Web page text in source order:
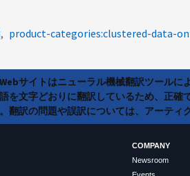
product-categories:clustered-data-
サイトはニューラル機械翻訳ツール
を文字どおりに翻訳しているため、正確
翻訳の問題や誤訳については、アーティ
COMPANY
Newsroom